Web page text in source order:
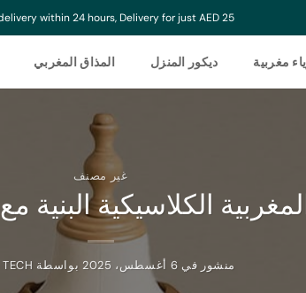
within 24 hours, Delivery for just AED 25
مغربية ديكور المنزل المذاق المغربي
غير مصنف
الكلاسيكية البنية
منشور في 6 أغسطس، 2025 بواسطة